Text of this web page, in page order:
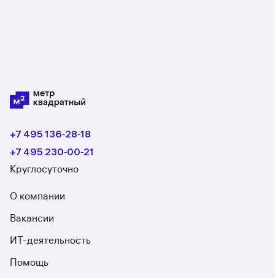
+7 495 136‑28‑18
+7 495 230‑00‑21
Круглосуточно
О компании
Вакансии
ИТ-деятельность
Помощь